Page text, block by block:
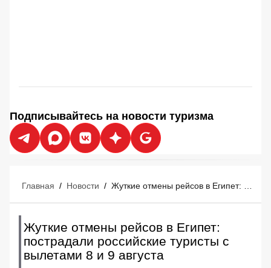
Подписывайтесь на новости туризма
Главная / Новости /
Жуткие отмены рейсов в Египет:
пострадали российские туристы с
вылетами 8 и 9 августа